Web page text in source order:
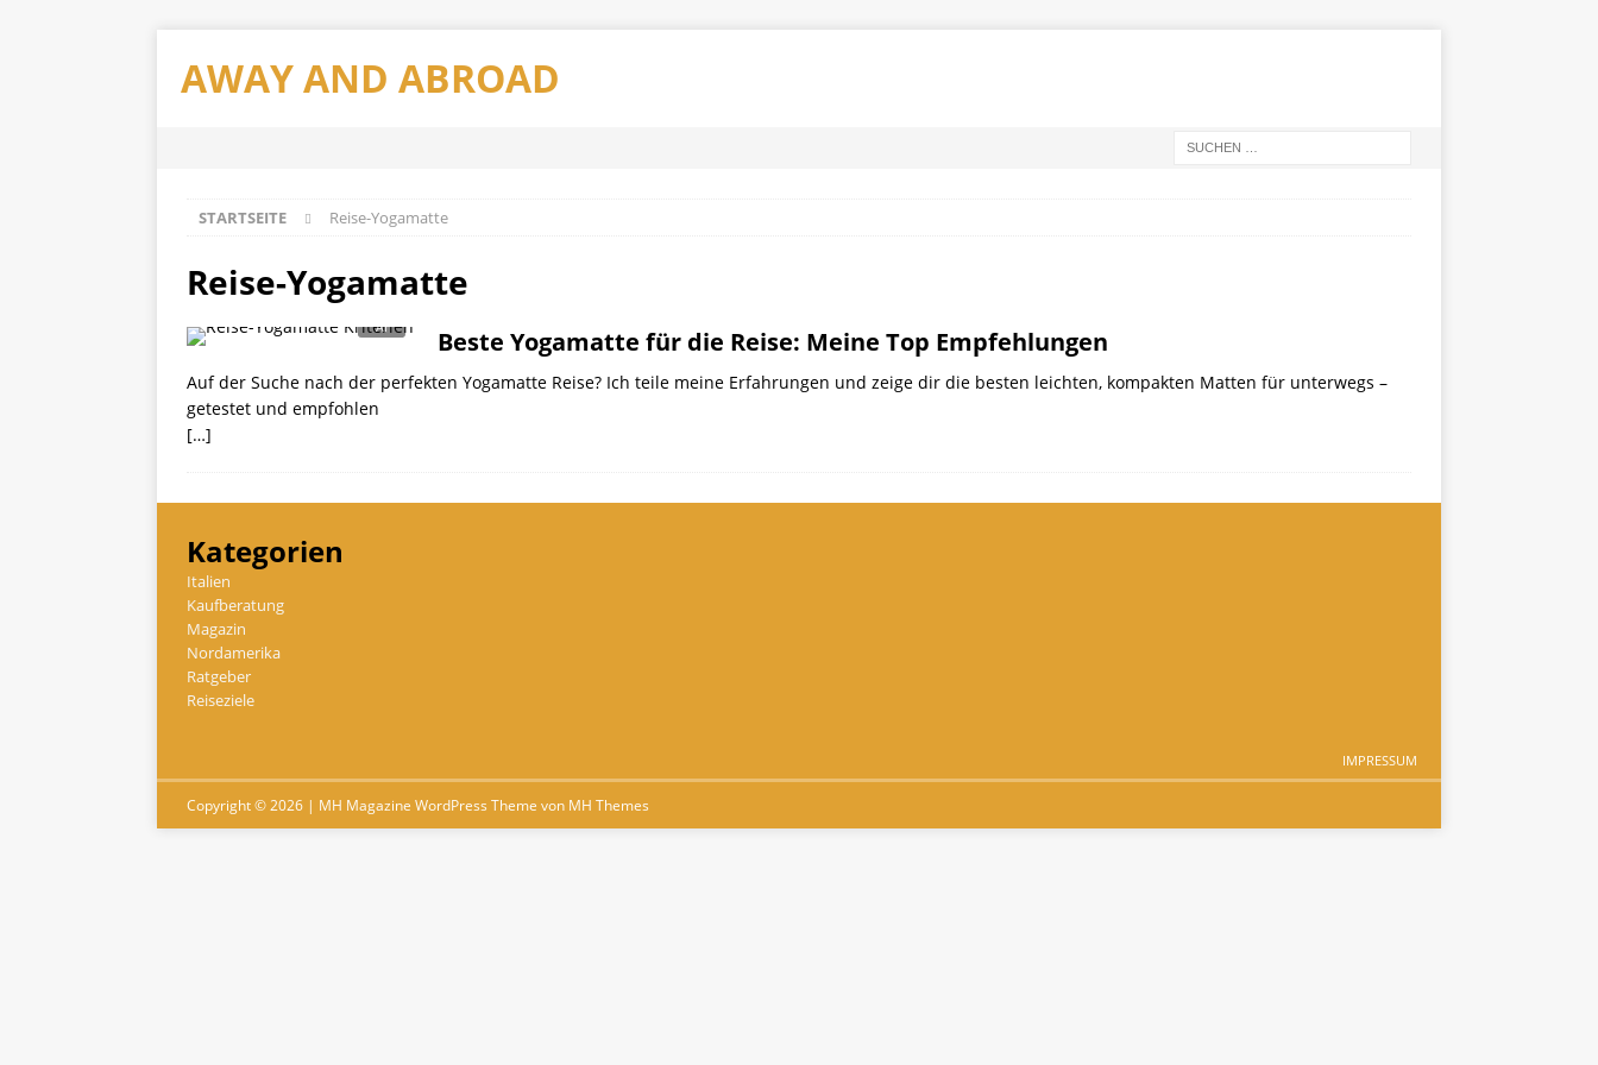
AWAY AND ABROAD
STARTSEITE Reise-Yogamatte
Reise-Yogamatte
Beste Yogamatte für die Reise: Meine Top Empfehlungen
Auf der Suche nach der perfekten Yogamatte Reise? Ich teile meine Erfahrungen und zeige dir die besten leichten, kompakten Matten für unterwegs –
getestet und empfohlen
[…]
Kategorien
Italien
Kaufberatung
Magazin
Nordamerika
Ratgeber
Reiseziele
IMPRESSUM
Copyright © 2026 | MH Magazine WordPress Theme von MH Themes